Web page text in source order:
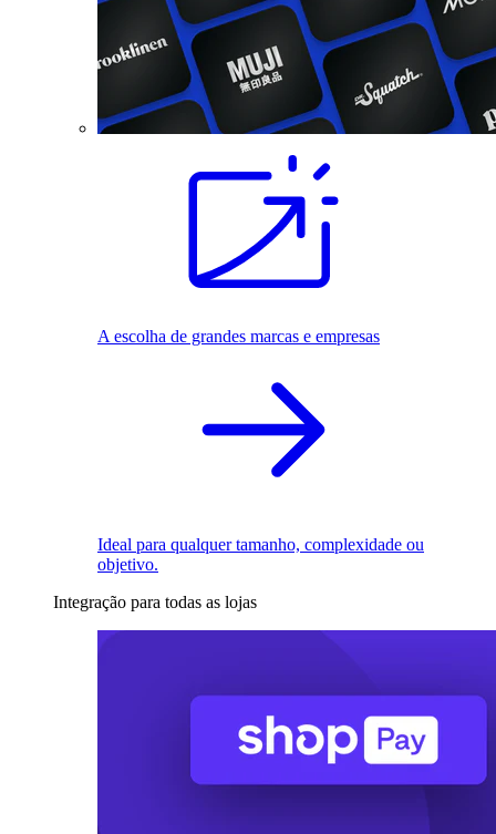
A escolha de grandes marcas e empresas
Ideal para qualquer tamanho, complexidade ou
objetivo.
Integração para todas as lojas